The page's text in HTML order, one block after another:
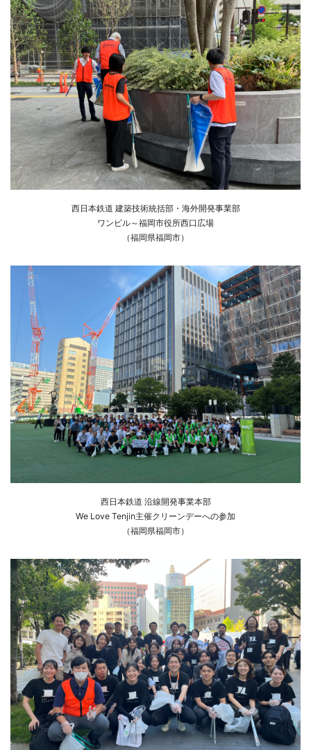
西日本鉄道 建築技術統括部・海外開発事業部
ワンビル～福岡市役所西口広場
（福岡県福岡市）
西日本鉄道 沿線開発事業本部
We Love Tenjin主催クリーンデーへの参加
（福岡県福岡市）